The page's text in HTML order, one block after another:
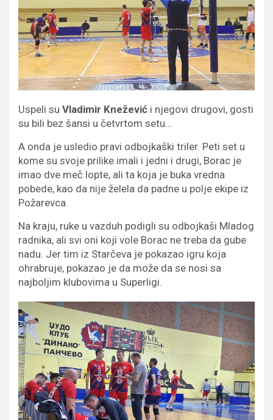
Uspeli su Vladimir Knežević i njegovi drugovi, gosti
su bili bez šansi u četvrtom setu…
A onda je usledio pravi odbojkaški triler. Peti set u
kome su svoje prilike imali i jedni i drugi, Borac je
imao dve meč lopte, ali ta koja je buka vredna
pobede, kao da nije želela da padne u polje ekipe iz
Požarevca.
Na kraju, ruke u vazduh podigli su odbojkaši Mladog
radnika, ali svi oni koji vole Borac ne treba da gube
nadu. Jer tim iz Starčeva je pokazao igru koja
ohrabruje, pokazao je da može da se nosi sa
najboljim klubovima u Superligi.